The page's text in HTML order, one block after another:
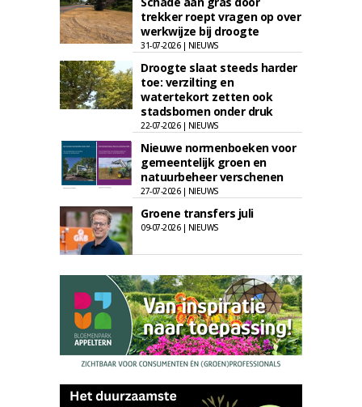
trekker roept vragen op over
werkwijze bij droogte
31-07-2026 | NIEUWS
Droogte slaat steeds harder
toe: verzilting en
watertekort zetten ook
stadsbomen onder druk
22-07-2026 | NIEUWS
Nieuwe normenboeken voor
gemeentelijk groen en
natuurbeheer verschenen
27-07-2026 | NIEUWS
Groene transfers juli
09-07-2026 | NIEUWS